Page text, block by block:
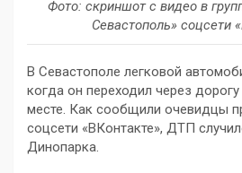
Фото: скриншот с видео в
Севастополь» соцсети
В Севастополе легковой
когда он переходил через
месте. Как сообщили очевидцы
соцсети «ВКонтакте», ДТП
Динопарка.